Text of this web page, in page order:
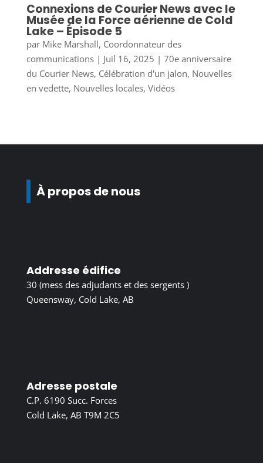
Connexions de Courier News avec le
Musée de la Force aérienne de Cold
Lake – Épisode 5
par Mike Marshall, Coordonnateur des
communications| Juil 16, 2025 | 70e anniversaire
du Courier News, Célébration d'un jalon, Nouvelles
en vedette, Nouvelles locales, Vidéos
À propos de nous
Addresse édifice
30 (mess des adjudants et des sergents )
Queensway, Cold Lake, AB
Adresse postale
C.P. 6190 Succ. Forces
Cold Lake, AB T9M 2C5